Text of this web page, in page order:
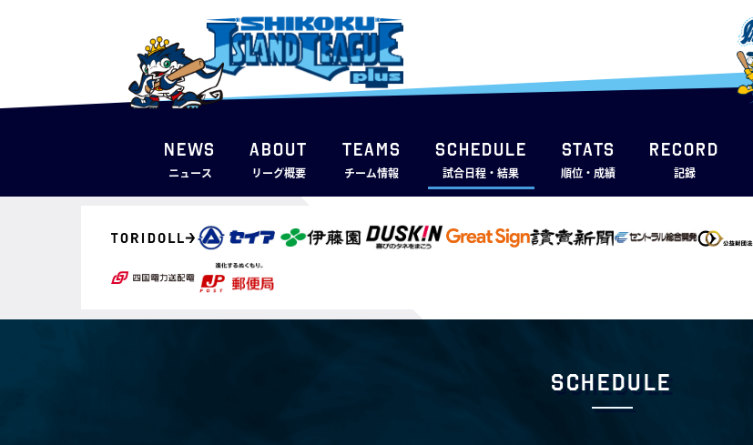
NEWS
ニュース
ABOUT
リーグ概要
TEAMS
チーム情報
SCHEDULE
試合日程・結果
STATS
順位・成績
RECORD
記録
Schedule